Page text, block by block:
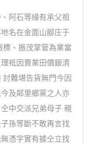
阿石等緣有承父祖
名在金面山腳庄于
標、振茂掌管為業當
祗因賣業田價銀清
難堪告貨無門今因
及鄰里鄉黨之人亦
中交派兄弟母子 親
孫等斷不敢再言找
憑字實有據仝立找